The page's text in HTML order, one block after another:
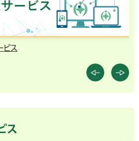
ス
ス